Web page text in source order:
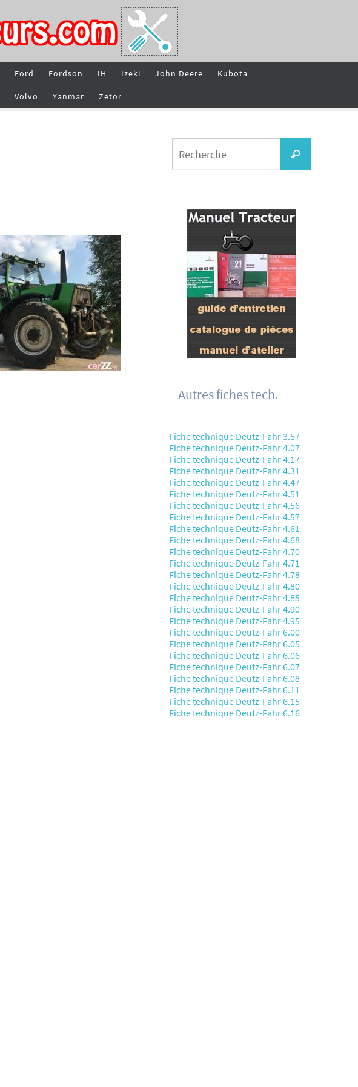
Ford Fordson IH Izeki John Deere Kubota
Volvo Yanmar Zetor
Recherche
Autres fiches tech.
Fiche technique Deutz-Fahr 3.57
Fiche technique Deutz-Fahr 4.07
Fiche technique Deutz-Fahr 4.17
Fiche technique Deutz-Fahr 4.31
Fiche technique Deutz-Fahr 4.47
Fiche technique Deutz-Fahr 4.51
Fiche technique Deutz-Fahr 4.56
Fiche technique Deutz-Fahr 4.57
Fiche technique Deutz-Fahr 4.61
Fiche technique Deutz-Fahr 4.68
Fiche technique Deutz-Fahr 4.70
Fiche technique Deutz-Fahr 4.71
Fiche technique Deutz-Fahr 4.78
Fiche technique Deutz-Fahr 4.80
Fiche technique Deutz-Fahr 4.85
Fiche technique Deutz-Fahr 4.90
Fiche technique Deutz-Fahr 4.95
Fiche technique Deutz-Fahr 6.00
Fiche technique Deutz-Fahr 6.05
Fiche technique Deutz-Fahr 6.06
Fiche technique Deutz-Fahr 6.07
Fiche technique Deutz-Fahr 6.08
Fiche technique Deutz-Fahr 6.11
Fiche technique Deutz-Fahr 6.15
Fiche technique Deutz-Fahr 6.16